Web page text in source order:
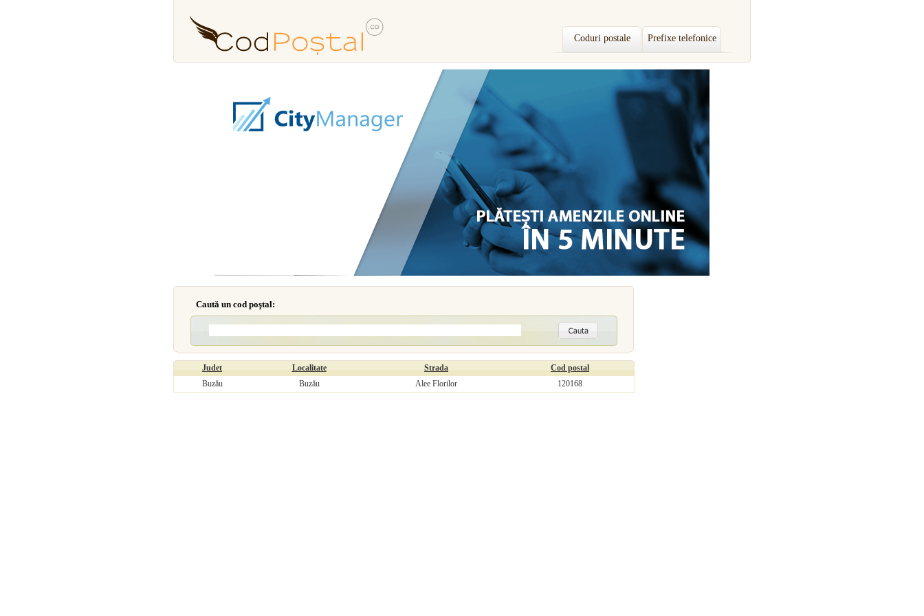
Coduri postale Prefixe telefonice
Caută un cod poştal:
Judet Localitate Strada
Cod postal
Buzău
Buzău Alee Florilor 120168